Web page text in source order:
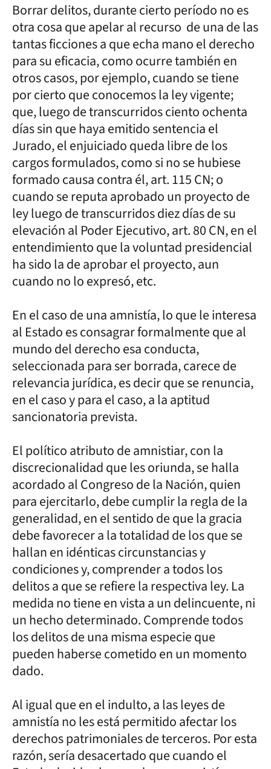
Borrar delitos, durante cierto período no es
otra cosa que apelar al recurso de una de las
tantas ficciones a que echa mano el derecho
para su eficacia, como ocurre también en
otros casos, por ejemplo, cuando se tiene
por cierto que conocemos la ley vigente;
que, luego de transcurridos ciento ochenta
días sin que haya emitido sentencia el
Jurado, el enjuiciado queda libre de los
cargos formulados, como si no se hubiese
formado causa contra él, art. 115 CN; o
cuando se reputa aprobado un proyecto de
ley luego de transcurridos diez días de su
elevación al Poder Ejecutivo, art. 80 CN, en el
entendimiento que la voluntad presidencial
ha sido la de aprobar el proyecto, aun
cuando no lo expresó, etc.
En el caso de una amnistía, lo que le interesa
al Estado es consagrar formalmente que al
mundo del derecho esa conducta,
seleccionada para ser borrada, carece de
relevancia jurídica, es decir que se renuncia,
en el caso y para el caso, a la aptitud
sancionatoria prevista.
El político atributo de amnistiar, con la
discrecionalidad que les oriunda, se halla
acordado al Congreso de la Nación, quien
para ejercitarlo, debe cumplir la regla de la
generalidad, en el sentido de que la gracia
debe favorecer a la totalidad de los que se
hallan en idénticas circunstancias y
condiciones y, comprender a todos los
delitos a que se refiere la respectiva ley. La
medida no tiene en vista a un delincuente, ni
un hecho determinado. Comprende todos
los delitos de una misma especie que
pueden haberse cometido en un momento
dado.
Al igual que en el indulto, a las leyes de
amnistía no les está permitido afectar los
derechos patrimoniales de terceros. Por esta
razón, sería desacertado que cuando el